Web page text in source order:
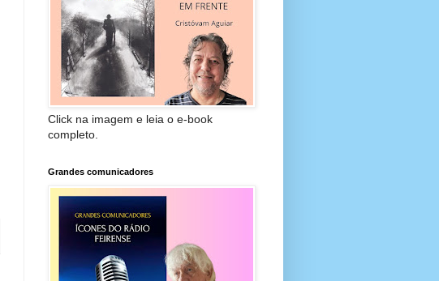
Click na imagem e leia o e-book
completo.
Grandes comunicadores